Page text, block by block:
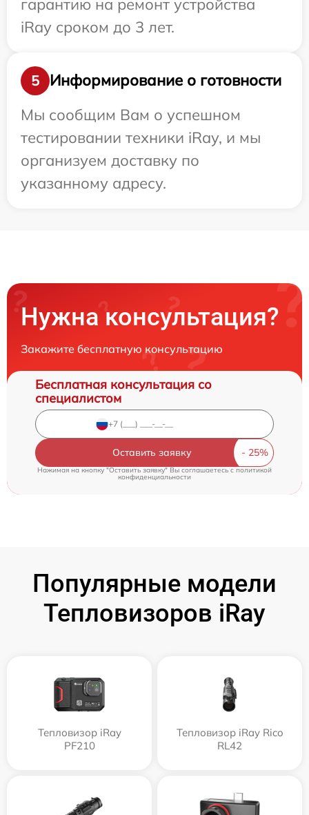
гарантию на ремонт устройства
iRay сроком до 3 лет.
5
Информирование о готовности
Мы сообщим Вам о успешном
тестировании техники iRay, и мы
организуем доставку по
указанному адресу.
Нужна консультация?
Закажите бесплатную консультацию
Бесплатная консультация со
специалистом
Оставить заявку
Нажимая на кнопку "Оставить заявку" Вы соглашаетесь cполитикой
конфиденциальности
Популярные модели
Тепловизоров iRay
Тепловизор iRay
PF210
Тепловизор iRay Rico
RL42